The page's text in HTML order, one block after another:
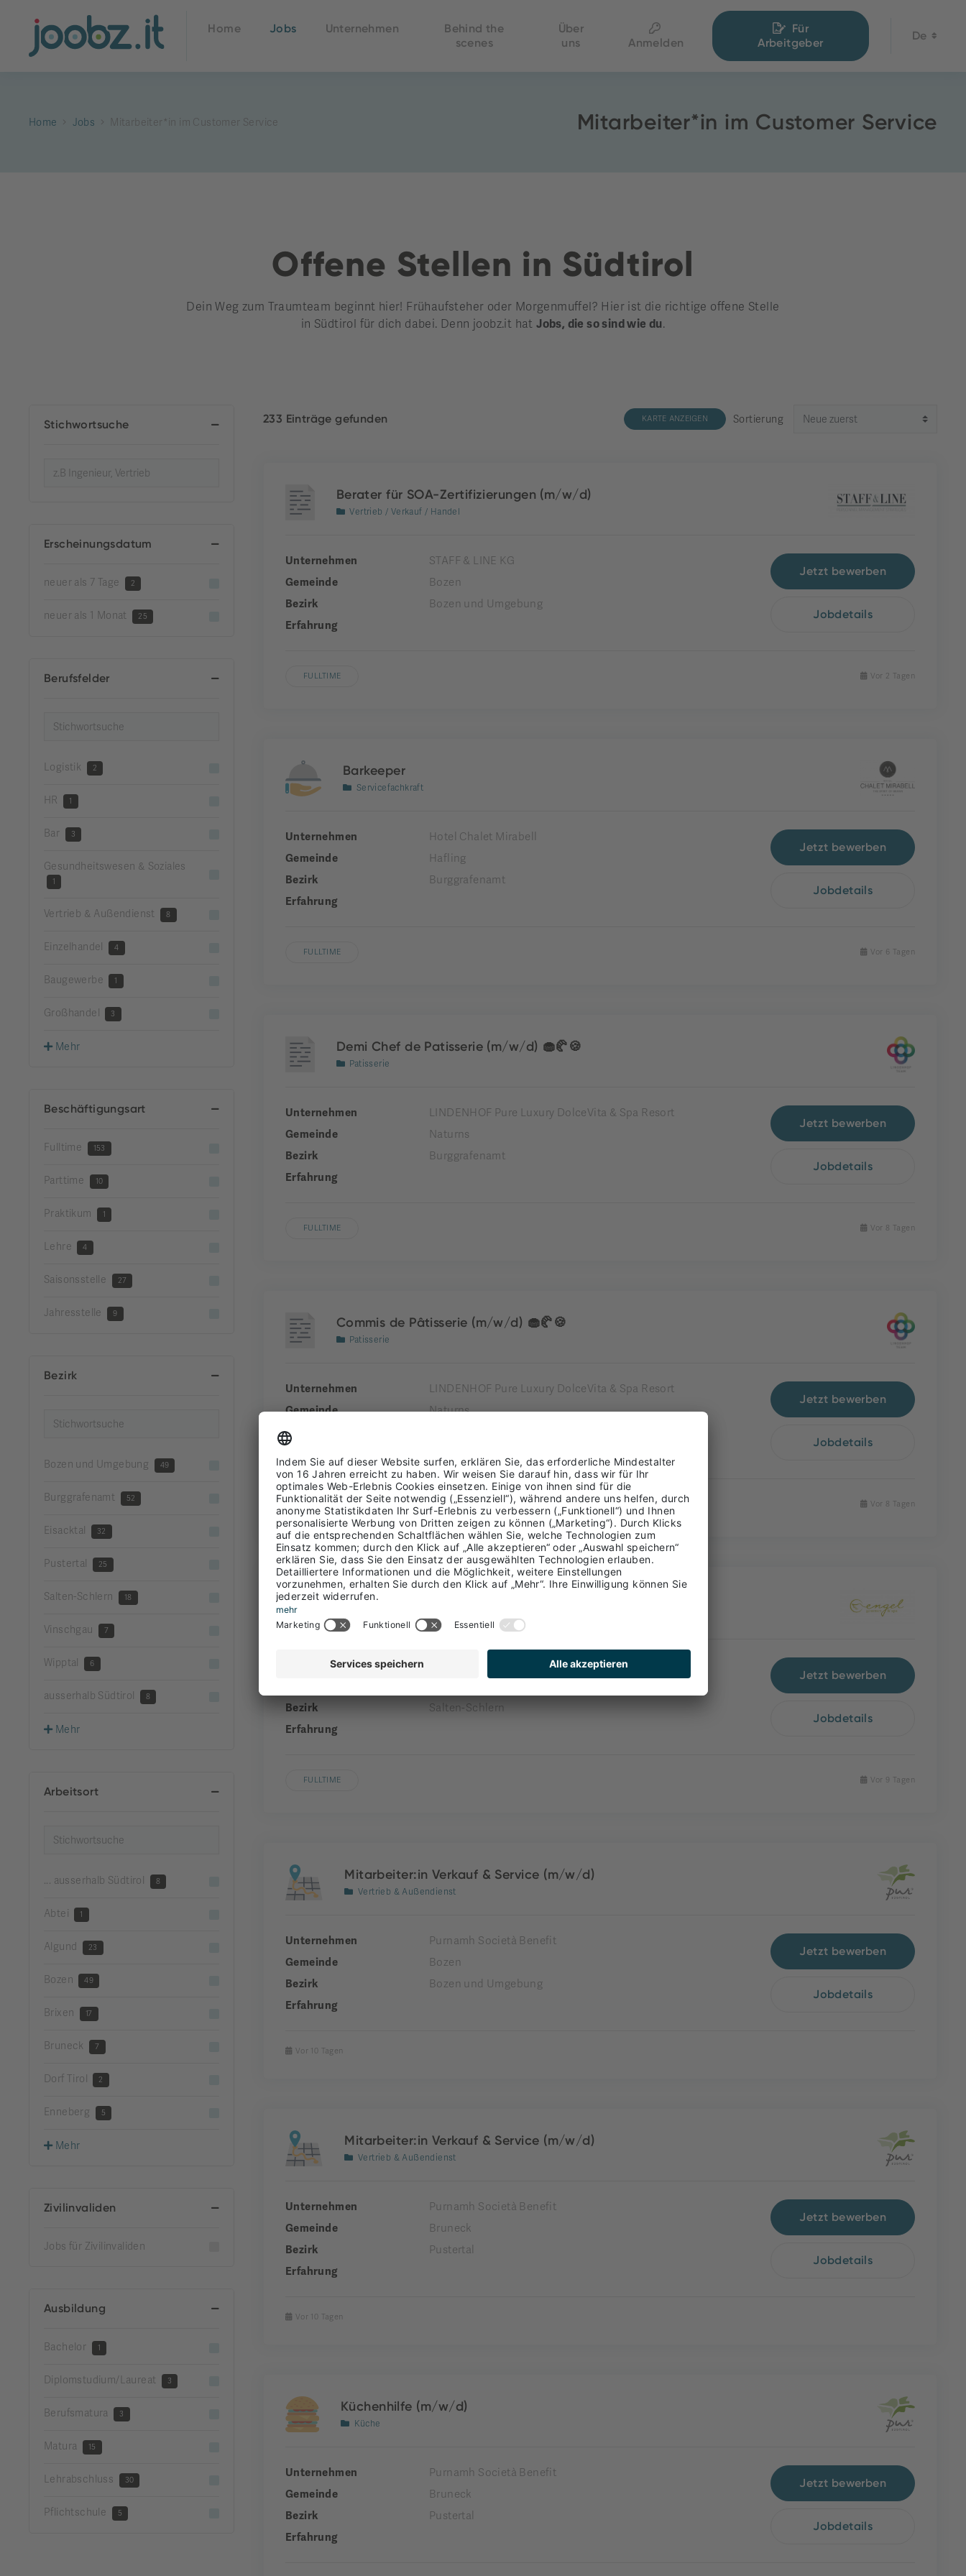
Home Jobs Unternehmen
Behind the
scenes
Über
uns
Anmelden
Für
Arbeitgeber
De
Home Jobs Mitarbeiter*in im Customer Service Mitarbeiter*in im Customer Service
Offene Stellen in Südtirol
Dein Weg zum Traumteam beginnt hier! Frühaufsteher oder Morgenmuffel? Hier ist die richtige offene Stelle
in Südtirol für dich dabei. Denn joobz.it hatJobs, die so sind wie du.
Stichwortsuche
Erscheinungsdatum
neuer als 7 Tage 2
neuer als 1 Monat 25
Berufsfelder
Logistik 2
HR 1
Bar 3
Gesundheitswesen & Soziales
1
Vertrieb & Außendienst 8
Einzelhandel 4
Baugewerbe 1
Großhandel 3
Mehr
Beschäftigungsart
Fulltime 153
Parttime 10
Praktikum 1
Lehre 4
Saisonsstelle 27
Jahresstelle 9
Bezirk
Bozen und Umgebung 49
Burggrafenamt 52
Eisacktal 32
Pustertal 25
Salten-Schlern 18
Vinschgau 7
Wipptal 6
ausserhalb Südtirol 8
Mehr
Arbeitsort
... ausserhalb Südtirol 8
Abtei 1
Algund 23
Bozen 49
Brixen 17
Bruneck 7
Dorf Tirol 2
Enneberg 5
Mehr
Zivilinvaliden
Jobs für Zivilinvaliden
Ausbildung
Bachelor 1
Diplomstudium/Laureat 3
Berufsmatura 3
Matura 15
Lehrabschluss 30
Pflichtschule 5
233 Einträge gefunden KARTE ANZEIGEN Sortierung
Berater für SOA-Zertifizierungen (m/w/d)
Vertrieb / Verkauf / Handel
Unternehmen
STAFF & LINE KG
Gemeinde
Bozen
Bezirk
Bozen und Umgebung
Erfahrung
Jetzt bewerben
Jobdetails
FULLTIME Vor 2 Tagen
Barkeeper
Servicefachkraft
Unternehmen
Hotel Chalet Mirabell
Gemeinde
Hafling
Bezirk
Burggrafenamt
Erfahrung
Jetzt bewerben
Jobdetails
FULLTIME Vor 6 Tagen
Demi Chef de Patisserie (m/w/d) 🧁🥐🍪
Patisserie
Unternehmen
LINDENHOF Pure Luxury DolceVita & Spa Resort
Gemeinde
Naturns
Bezirk
Burggrafenamt
Erfahrung
Jetzt bewerben
Jobdetails
FULLTIME Vor 8 Tagen
Commis de Pâtisserie (m/w/d) 🧁🥐🍪
Patisserie
Unternehmen
LINDENHOF Pure Luxury DolceVita & Spa Resort
Gemeinde
Naturns
Bezirk
Jetzt bewerben
Jobdetails
FULLTIME Vor 8 Tagen
Rezeptionist*in
Unternehmen
Bezirk
Salten-Schlern
Erfahrung
Jetzt bewerben
Jobdetails
FULLTIME Vor 9 Tagen
Mitarbeiter:in Verkauf & Service (m/w/d)
Vertrieb & Außendienst
Unternehmen
Purnamh Società Benefit
Gemeinde
Bozen
Bezirk
Bozen und Umgebung
Erfahrung
Jetzt bewerben
Jobdetails
Vor 10 Tagen
Mitarbeiter:in Verkauf & Service (m/w/d)
Vertrieb & Außendienst
Unternehmen
Purnamh Società Benefit
Gemeinde
Bruneck
Bezirk
Pustertal
Erfahrung
Jetzt bewerben
Jobdetails
Vor 10 Tagen
Küchenhilfe (m/w/d)
Küche
Unternehmen
Purnamh Società Benefit
Gemeinde
Bruneck
Bezirk
Pustertal
Erfahrung
Jetzt bewerben
Jobdetails